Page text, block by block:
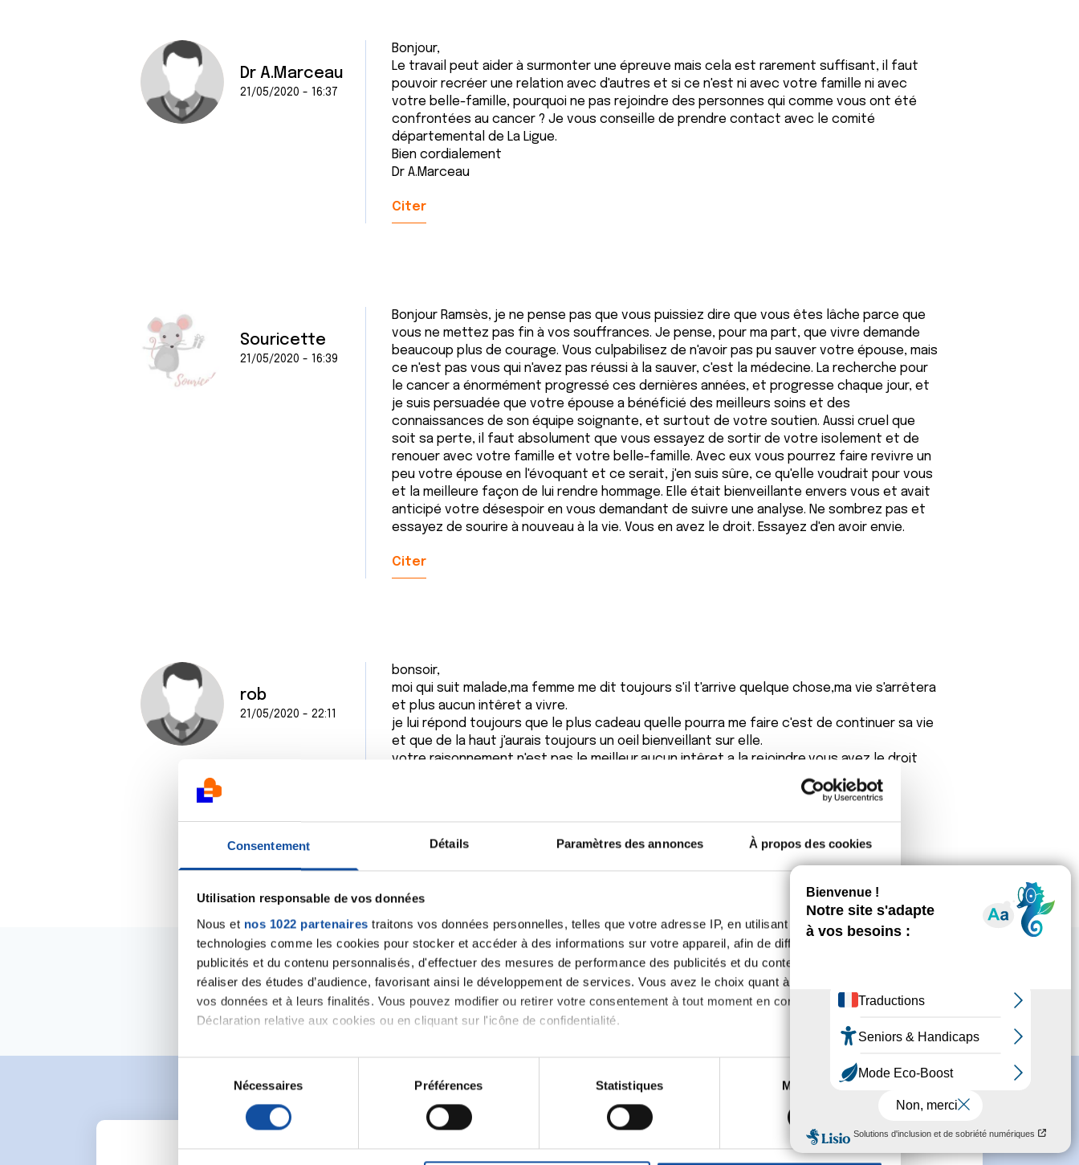
Consentement Détails Paramètres des annonces À propos des cookies
Utilisation responsable de vos données
Nous et nos 1022 partenaires traitons vos données personnelles, telles que votre adresse IP, en utilisant des
technologies comme les cookies pour stocker et accéder à des informations sur votre appareil, afin de diffuser des
publicités et du contenu personnalisés, d'effectuer des mesures de performance des publicités et du contenu, ainsi que de
réaliser des études d’audience, favorisant ainsi le développement de services. Vous avez le choix quant à l'utilisation de
vos données et à leurs finalités. Vous pouvez modifier ou retirer votre consentement à tout moment en consultant la
Déclaration relative aux cookies ou en cliquant sur l'icône de confidentialité.
Si vous le permettez, nous aimerions également :
Collecter des informations sur votre localisation géographique qui peuvent être précises à plusieurs mètres près
digitales).
Pour en savoir plus sur le traitement de vos données personnelles et définir vos préférences, reportez-vous à lasection «
. Vous pouvez modifier ou retirer votre consentement à tout moment à partir de la déclaration sur les cookies.
e
Nécessaires Préférences Statistiques Marketing
Dr A.Marceau
21/05/2020 - 16:37
Bonjour,
Le travail peut aider à surmonter une épreuve mais cela est rarement suffisant, il faut
pouvoir recréer une relation avec d'autres et si ce n'est ni avec votre famille ni avec
votre belle-famille, pourquoi ne pas rejoindre des personnes qui comme vous ont été
confrontées au cancer ? Je vous conseille de prendre contact avec le comité
départemental de La Ligue.
Bien cordialement
Dr A.Marceau
Citer
Souricette
21/05/2020 - 16:39
Bonjour Ramsès, je ne pense pas que vous puissiez dire que vous êtes lâche parce que
vous ne mettez pas fin à vos souffrances. Je pense, pour ma part, que vivre demande
beaucoup plus de courage. Vous culpabilisez de n'avoir pas pu sauver votre épouse, mais
ce n'est pas vous qui n'avez pas réussi à la sauver, c'est la médecine. La recherche pour
le cancer a énormément progressé ces dernières années, et progresse chaque jour, et
je suis persuadée que votre épouse a bénéficié des meilleurs soins et des
connaissances de son équipe soignante, et surtout de votre soutien. Aussi cruel que
soit sa perte, il faut absolument que vous essayez de sortir de votre isolement et de
renouer avec votre famille et votre belle-famille. Avec eux vous pourrez faire revivre un
peu votre épouse en l'évoquant et ce serait, j'en suis sûre, ce qu'elle voudrait pour vous
et la meilleure façon de lui rendre hommage. Elle était bienveillante envers vous et avait
anticipé votre désespoir en vous demandant de suivre une analyse. Ne sombrez pas et
essayez de sourire à nouveau à la vie. Vous en avez le droit. Essayez d'en avoir envie.
Citer
rob
21/05/2020 - 22:11
bonsoir,
moi qui suit malade,ma femme me dit toujours s'il t'arrive quelque chose,ma vie s'arrêtera
et plus aucun intêret a vivre.
je lui répond toujours que le plus cadeau quelle pourra me faire c'est de continuer sa vie
et que de la haut j'aurais toujours un oeil bienveillant sur elle.
votre raisonnement n'est pas le meilleur,aucun intêret a la rejoindre,vous avez le droit